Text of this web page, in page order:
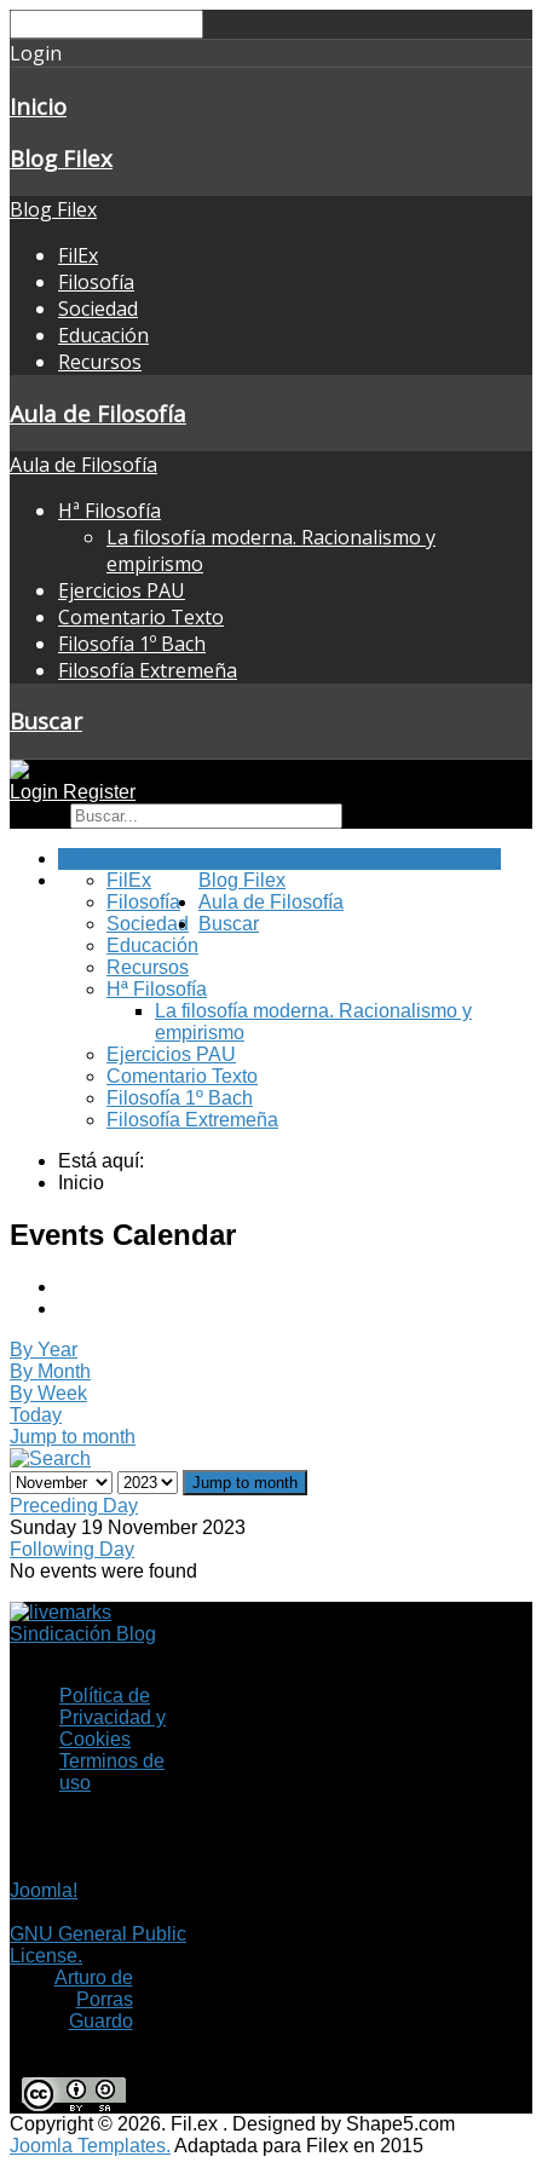
Login
Inicio
Blog Filex
Blog Filex
FilEx
Filosofía
Sociedad
Educación
Recursos
Aula de Filosofía
Aula de Filosofía
Hª Filosofía
La filosofía moderna. Racionalismo y
empirismo
Ejercicios PAU
Comentario Texto
Filosofía 1º Bach
Filosofía Extremeña
Buscar
Login Register
Blog Filex
FilEx
Filosofía
Sociedad
Educación
Recursos
Aula de Filosofía
Hª Filosofía
La filosofía moderna. Racionalismo y
empirismo
Ejercicios PAU
Comentario Texto
Filosofía 1º Bach
Filosofía Extremeña
Buscar
Está aquí:
Inicio
Events Calendar
By Year
By Month
By Week
Today
Jump to month
Jump to month
Preceding Day
Sunday 19 November 2023
Following Day
No events were found
Sindicación Blog
Política de
Privacidad y
Cookies
Terminos de
uso
Joomla!
GNU General Public
License.
Arturo de
Porras
Guardo
Copyright © 2026. Fil.ex . Designed by Shape5.com
Joomla Templates. Adaptada para Filex en 2015